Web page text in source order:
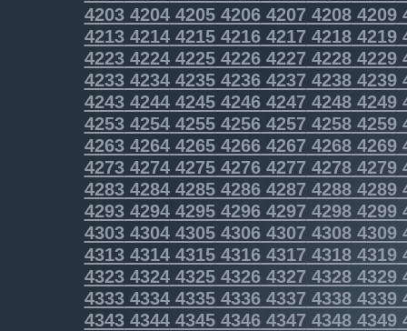
4203420442054206420742084209
4213421442154216421742184219
4223422442254226422742284229
4233423442354236423742384239
4243424442454246424742484249
4253425442554256425742584259
4263426442654266426742684269
4273427442754276427742784279
4283428442854286428742884289
4293429442954296429742984299
4303430443054306430743084309
43134314431543164317 43184319
43234324432543264327 43284329
43334334433543364337 43384339
4343434443454346434743484349